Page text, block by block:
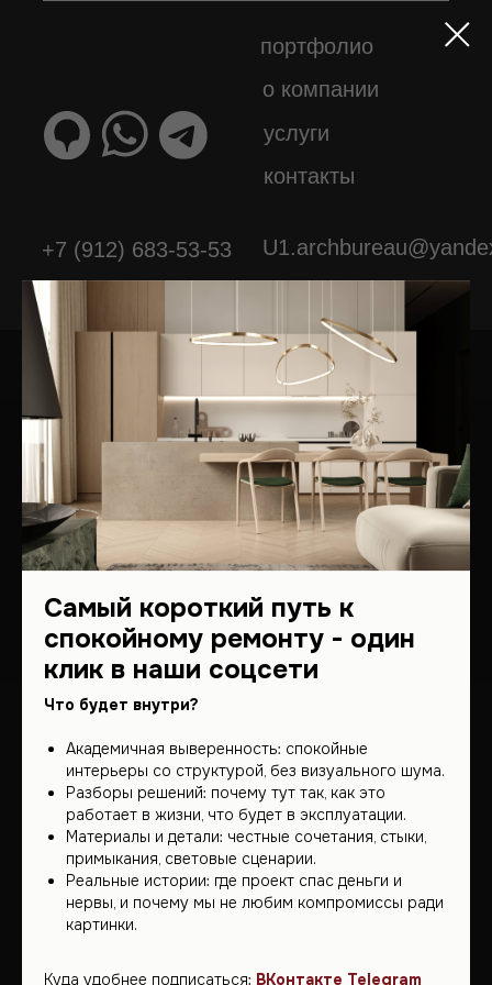
портфолио
услуги
о компании
контакты
Политика конфиденциальности
+7 (912) 683-53-53
+7 (912) 683-53-53
2GIS
yandex
telegram
instagram
Разработка
Приглашаем вас посетить
нашу штаб-квартиру, где
проекты!
Наша география не знает
границ – мы работаем по
всему миру.
Обсудить проект
Самый короткий путь к
спокойному ремонту - один
клик в наши соцсети
Что будет внутри?
Академичная выверенность: спокойные
интерьеры со структурой, без визуального шума.
Разборы решений: почему тут так, как это
работает в жизни, что будет в эксплуатации.
Материалы и детали: честные сочетания, стыки,
примыкания, световые сценарии.
Реальные истории: где проект спас деньги и
нервы, и почему мы не любим компромиссы ради
картинки.
Куда удобнее подписаться: ВКонтакте Telegram